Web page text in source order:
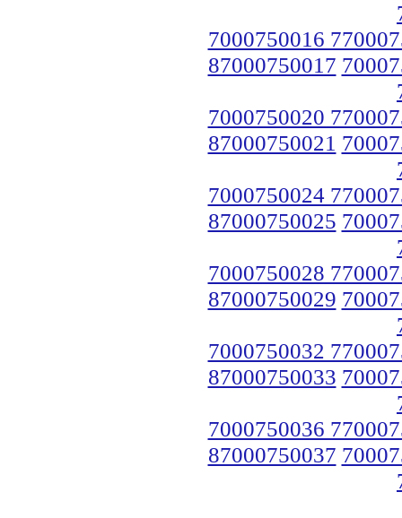
7000750016
87000750017
7000750020
87000750021
7000750024
87000750025
7000750028
87000750029
7000750032
87000750033
7000750036
87000750037